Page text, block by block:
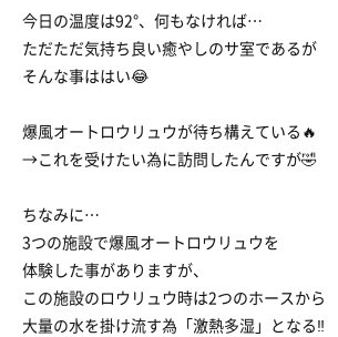
今日の温度は92°、何もなければ…
ただただ気持ち良い癒やしのサ室であるが
そんな事ははい😂
爆風オートロウリュウが待ち構えている🔥
→これを受けたい為に訪問したんですが🤣
ちなみに…
3つの施設で爆風オートロウリュウを
体験した事がありますが、
この施設のロウリュウ時は2つのホースから
大量の水を掛け流す為「激熱多湿」となる‼︎